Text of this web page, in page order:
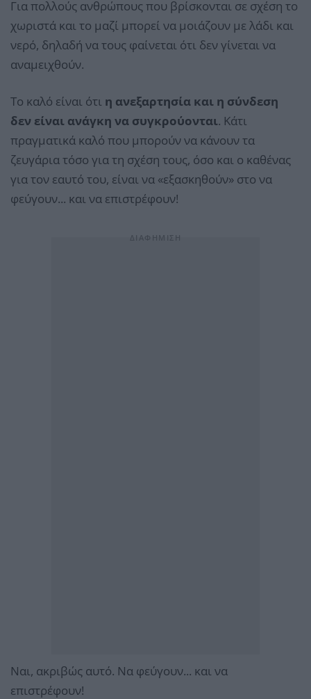
Για πολλούς ανθρώπους που βρίσκονται σε σχέση το
χωριστά και το μαζί μπορεί να μοιάζουν με λάδι και
νερό, δηλαδή να τους φαίνεται ότι δεν γίνεται να
αναμειχθούν.
Το καλό είναι ότι η ανεξαρτησία και η σύνδεση
δεν είναι ανάγκη να συγκρούονται. Κάτι
πραγματικά καλό που μπορούν να κάνουν τα
ζευγάρια τόσο για τη σχέση τους, όσο και ο καθένας
για τον εαυτό του, είναι να «εξασκηθούν» στο να
φεύγουν... και να επιστρέφουν!
Ναι, ακριβώς αυτό. Να φεύγουν... και να
επιστρέφουν!